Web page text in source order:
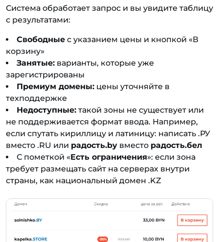
Система обработает запрос и вы увидите таблицу
с результатами:
Свободные с указанием цены и кнопкой «В
корзину»
Занятые: варианты, которые уже
зарегистрированы
Премиум домены: цены уточняйте в
техподдержке
Недоступные: такой зоны не существует или
не поддерживается формат ввода. Например,
если спутать кириллицу и латиницу: написать .РУ
вместо .RU или радость.by вместо радость.бел
С пометкой «Есть ограничения»: если зона
требует размещать сайт на серверах внутри
страны, как национальный домен .KZ